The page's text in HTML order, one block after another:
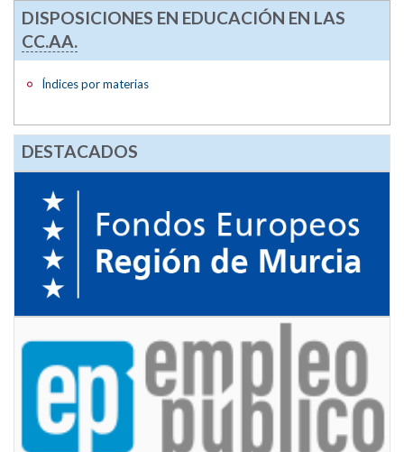
DISPOSICIONES EN EDUCACIÓN EN LAS
CC.AA.
Índices por materias
DESTACADOS